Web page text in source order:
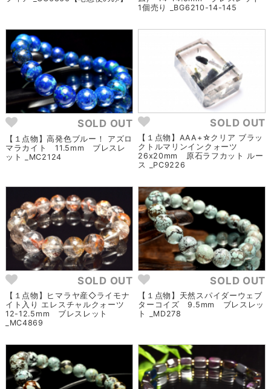
1個売り _BG6210-14-145
SOLD OUT
【１点物】高発色ブルー！ アズロ
マラカイト 11.5mm ブレスレ
ット _MC2124
SOLD OUT
【１点物】AAA+☆クリア ブラッ
クトルマリンインクォーツ
26x20mm 原石ラフカット ルー
ス _PC9226
SOLD OUT
【１点物】ヒマラヤ産◇ライモナ
イト入り エレスチャルクォーツ
12-12.5mm ブレスレット
_MC4869
SOLD OUT
【１点物】天然スパイダーウェブ
ターコイズ 9.5mm ブレスレッ
ト _MD278